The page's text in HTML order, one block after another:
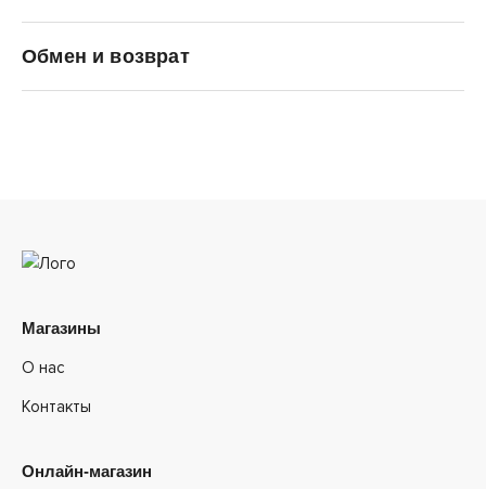
Обмен и возврат
Магазины
О нас
Контакты
Онлайн-магазин